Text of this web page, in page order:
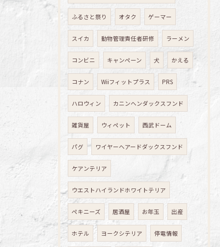
ふるさと祭り オタク ゲーマー
スイカ 動物管理責任者研修 ラーメン
コンビニ キャンペーン 犬 かえる
コナン Wiiフィットプラス PRS
ハロウィン カニンヘンダックスフンド
雑貨屋 ウィペット 西武ドーム
パグ ワイヤーヘアードダックスフンド
ケアンテリア
ウエストハイランドホワイトテリア
ペキニーズ 居酒屋 お年玉 出産
ホテル ヨークシテリア 停電情報